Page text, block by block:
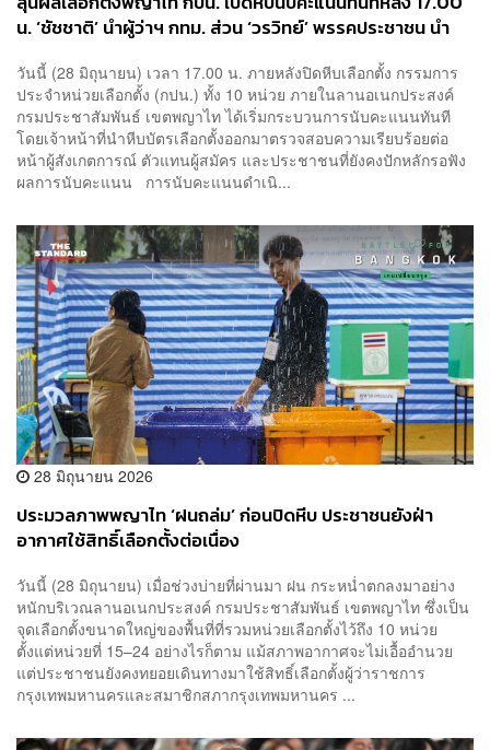
น. ‘ชัชชาติ’ นำผู้ว่าฯ กทม. ส่วน ‘วรวิทย์’ พรรคประชาชน นำ
วันนี้ (28 มิถุนายน) เวลา 17.00 น. ภายหลังปิดหีบเลือกตั้ง กรรมการ
ประจำหน่วยเลือกตั้ง (กปน.) ทั้ง 10 หน่วย ภายในลานอเนกประสงค์
กรมประชาสัมพันธ์ เขตพญาไท ได้เริ่มกระบวนการนับคะแนนทันที
โดยเจ้าหน้าที่นำหีบบัตรเลือกตั้งออกมาตรวจสอบความเรียบร้อยต่อ
หน้าผู้สังเกตการณ์ ตัวแทนผู้สมัคร และประชาชนที่ยังคงปักหลักรอฟัง
ผลการนับคะแนน การนับคะแนนดำเนิ...
28 มิถุนายน 2026
ประมวลภาพพญาไท ‘ฝนถล่ม’ ก่อนปิดหีบ ประชาชนยังฝ่า
อากาศใช้สิทธิ์เลือกตั้งต่อเนื่อง
วันนี้ (28 มิถุนายน) เมื่อช่วงบ่ายที่ผ่านมา ฝน กระหน่ำตกลงมาอย่าง
หนักบริเวณลานอเนกประสงค์ กรมประชาสัมพันธ์ เขตพญาไท ซึ่งเป็น
จุดเลือกตั้งขนาดใหญ่ของพื้นที่ที่รวมหน่วยเลือกตั้งไว้ถึง 10 หน่วย
ตั้งแต่หน่วยที่ 15–24 อย่างไรก็ตาม แม้สภาพอากาศจะไม่เอื้ออำนวย
แต่ประชาชนยังคงทยอยเดินทางมาใช้สิทธิ์เลือกตั้งผู้ว่าราชการ
กรุงเทพมหานครและสมาชิกสภากรุงเทพมหานคร ...